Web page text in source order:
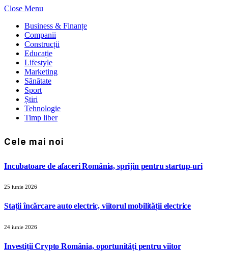
Close Menu
Business & Finanțe
Companii
Construcții
Educație
Lifestyle
Marketing
Sănătate
Sport
Știri
Tehnologie
Timp liber
Cele mai noi
Incubatoare de afaceri România, sprijin pentru startup-uri
25 iunie 2026
Stații încărcare auto electric, viitorul mobilității electrice
24 iunie 2026
Investiții Crypto România, oportunități pentru viitor